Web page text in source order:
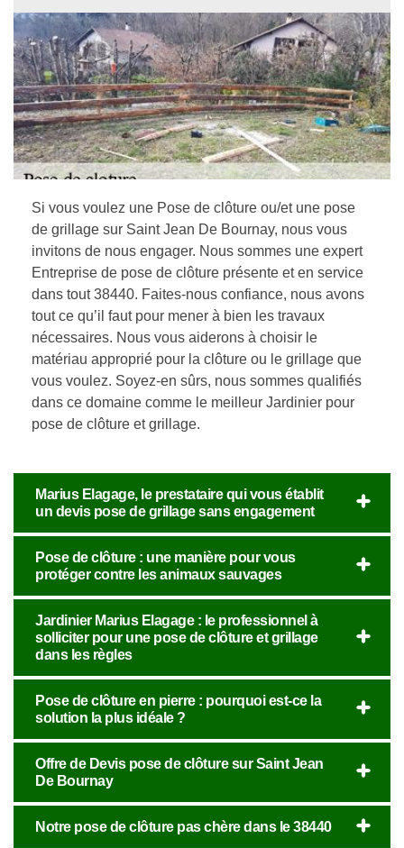
Si vous voulez une Pose de clôture ou/et une pose
de grillage sur Saint Jean De Bournay, nous vous
invitons de nous engager. Nous sommes une expert
Entreprise de pose de clôture présente et en service
dans tout 38440. Faites-nous confiance, nous avons
tout ce qu’il faut pour mener à bien les travaux
nécessaires. Nous vous aiderons à choisir le
matériau approprié pour la clôture ou le grillage que
vous voulez. Soyez-en sûrs, nous sommes qualifiés
dans ce domaine comme le meilleur Jardinier pour
pose de clôture et grillage.
Marius Elagage, le prestataire qui vous établit
un devis pose de grillage sans engagement
Pose de clôture : une manière pour vous
protéger contre les animaux sauvages
Jardinier Marius Elagage : le professionnel à
solliciter pour une pose de clôture et grillage
dans les règles
Pose de clôture en pierre : pourquoi est-ce la
solution la plus idéale ?
Offre de Devis pose de clôture sur Saint Jean
De Bournay
Notre pose de clôture pas chère dans le 38440